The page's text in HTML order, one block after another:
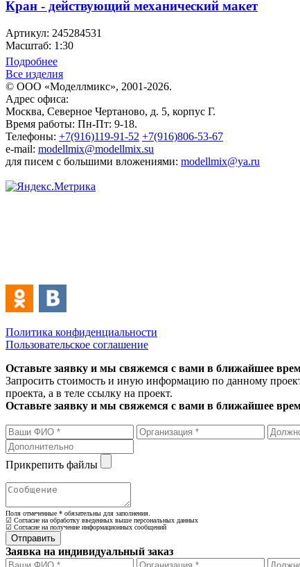
Кран - действующий механический макет
Артикул: 245284531
Масштаб: 1:30
Подробнее
Все изделия
© ООО «Моделлмикс», 2001-2026.
Адрес офиса:
Москва, Северное Чертаново, д. 5, корпус Г.
Время работы: Пн-Пт: 9-18.
Телефоны: +7(916)119-91-52 +7(916)806-53-67
e-mail: modellmix@modellmix.su
для писем с большими вложениями: modellmix@ya.ru
Политика конфиденциальности
Пользовательское соглашение
Оставьте заявку и мы свяжемся с вами в ближайшее
Запросить стоимость и иную информацию по данному
проекта, а в теле ссылку на проект.
Оставьте заявку и мы свяжемся с вами в ближайшее
Прикрепить файлы
Поля отмеченные * обязательны для заполнения.
☑ Согласие на обработку введенных выше персональных данных
☑ Согласие на получение информационных сообщений
Заявка на индивидуальный заказ